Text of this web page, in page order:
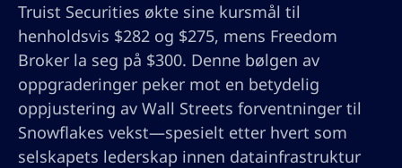
Truist Securities økte sine kursmål til
henholdsvis $282 og $275, mens Freedom
Broker la seg på $300. Denne bølgen av
oppgraderinger peker mot en betydelig
oppjustering av Wall Streets forventninger til
Snowflakes vekst—spesielt etter hvert som
selskapets lederskap innen datainfrastruktur